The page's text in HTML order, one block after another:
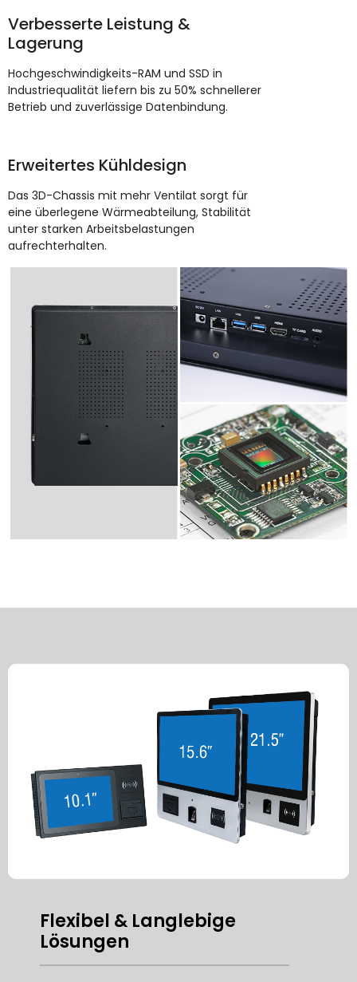
Verbesserte Leistung &
Lagerung
Hochgeschwindigkeits-RAM und SSD in
Industriequalität liefern bis zu 50% schnellerer
Betrieb und zuverlässige Datenbindung.
Erweitertes Kühldesign
Das 3D-Chassis mit mehr Ventilat sorgt für
eine überlegene Wärmeabteilung, Stabilität
unter starken Arbeitsbelastungen
aufrechterhalten.
Flexibel & Langlebige
Lösungen